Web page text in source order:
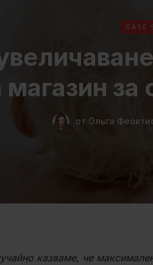
CASE
магазин за
от Ольга
казваме, че